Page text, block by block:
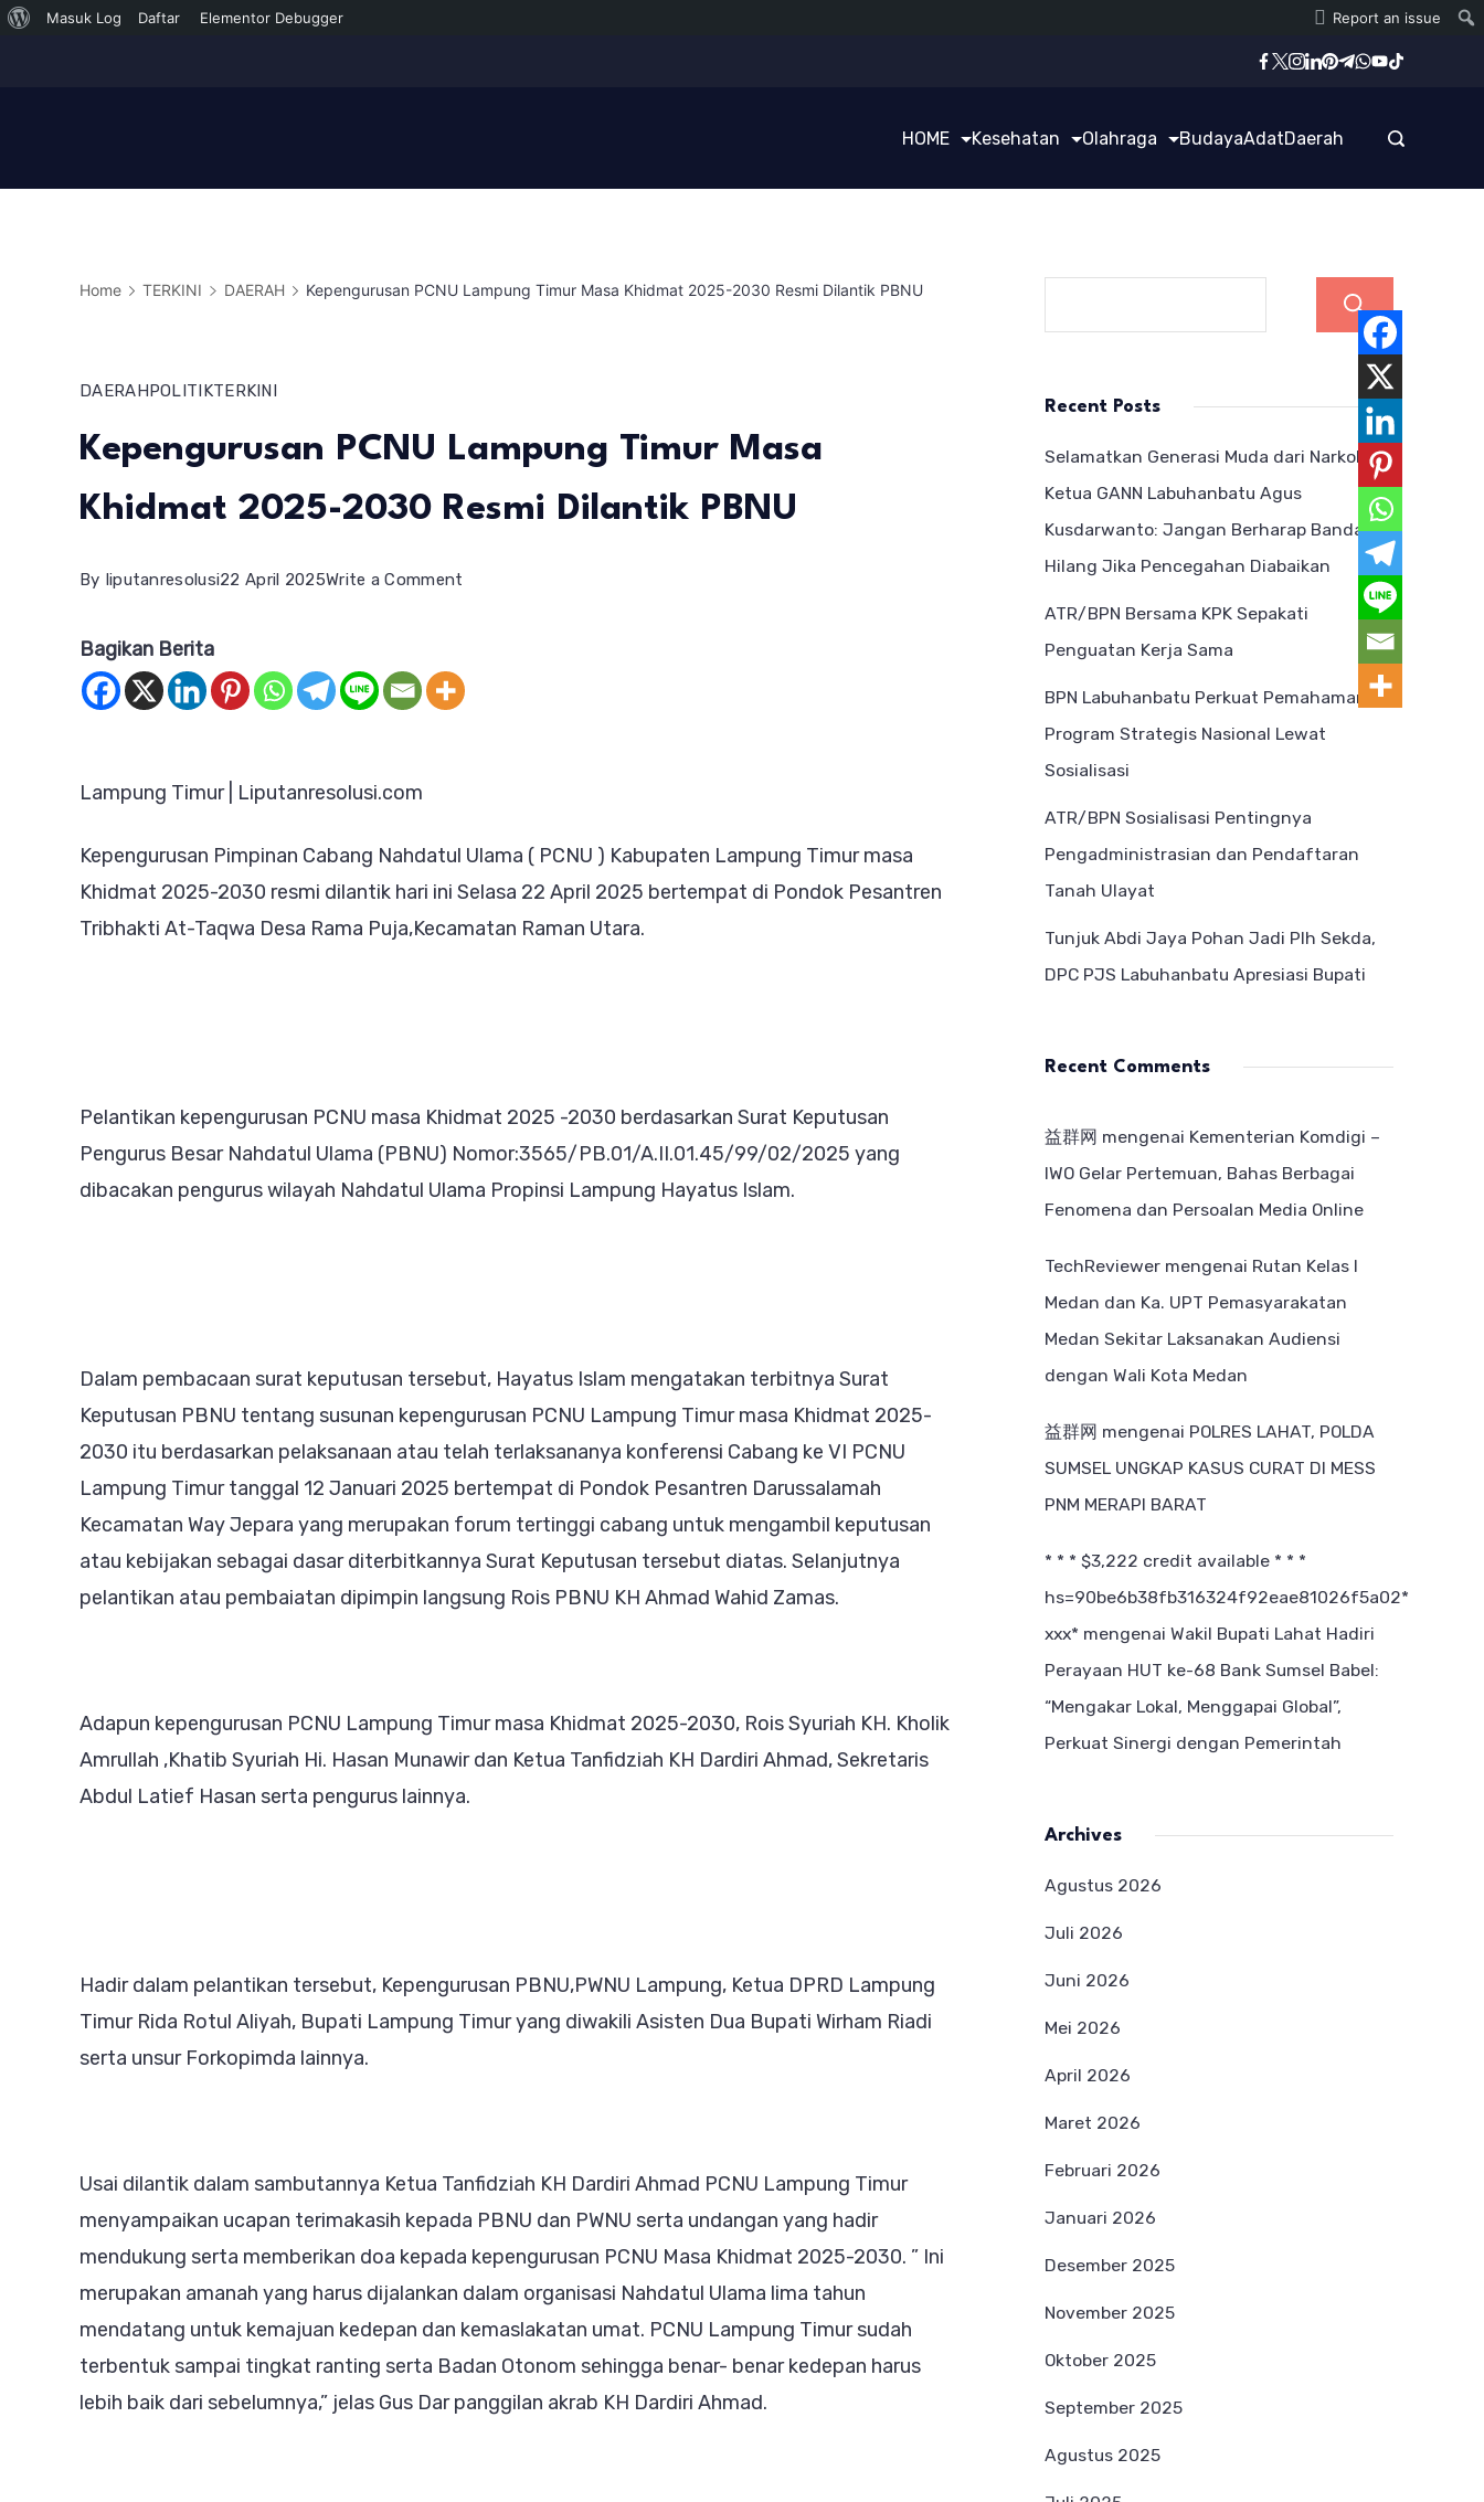
Tentang
Masuk Log Daftar Elementor Debugger Report an issue
HOME Kesehatan Olahraga BudayaAdatDaerah
Home TERKINI DAERAH Kepengurusan PCNU Lampung Timur Masa Khidmat 2025-2030 Resmi Dilantik PBNU
DAERAHPOLITIKTERKINI
Kepengurusan PCNU Lampung Timur Masa
Khidmat 2025-2030 Resmi Dilantik PBNU
By liputanresolusi22 April 2025Write a Comment
Lampung
Bagikan Berita
Lampung Timur | Liputanresolusi.com
Kepengurusan Pimpinan Cabang Nahdatul Ulama ( PCNU ) Kabupaten Lampung Timur masa
Khidmat 2025-2030 resmi dilantik hari ini Selasa 22 April 2025 bertempat di Pondok Pesantren
Tribhakti At-Taqwa Desa Rama Puja,Kecamatan Raman Utara.
Pelantikan kepengurusan PCNU masa Khidmat 2025 -2030 berdasarkan Surat Keputusan
Pengurus Besar Nahdatul Ulama (PBNU) Nomor:3565/PB.01/A.II.01.45/99/02/2025 yang
dibacakan pengurus wilayah Nahdatul Ulama Propinsi Lampung Hayatus Islam.
Dalam pembacaan surat keputusan tersebut, Hayatus Islam mengatakan terbitnya Surat
Keputusan PBNU tentang susunan kepengurusan PCNU Lampung Timur masa Khidmat 2025-
2030 itu berdasarkan pelaksanaan atau telah terlaksananya konferensi Cabang ke VI PCNU
Lampung Timur tanggal 12 Januari 2025 bertempat di Pondok Pesantren Darussalamah
Kecamatan Way Jepara yang merupakan forum tertinggi cabang untuk mengambil keputusan
atau kebijakan sebagai dasar diterbitkannya Surat Keputusan tersebut diatas. Selanjutnya
pelantikan atau pembaiatan dipimpin langsung Rois PBNU KH Ahmad Wahid Zamas.
Adapun kepengurusan PCNU Lampung Timur masa Khidmat 2025-2030, Rois Syuriah KH. Kholik
Amrullah ,Khatib Syuriah Hi. Hasan Munawir dan Ketua Tanfidziah KH Dardiri Ahmad, Sekretaris
Abdul Latief Hasan serta pengurus lainnya.
Hadir dalam pelantikan tersebut, Kepengurusan PBNU,PWNU Lampung, Ketua DPRD Lampung
Timur Rida Rotul Aliyah, Bupati Lampung Timur yang diwakili Asisten Dua Bupati Wirham Riadi
serta unsur Forkopimda lainnya.
Usai dilantik dalam sambutannya Ketua Tanfidziah KH Dardiri Ahmad PCNU Lampung Timur
menyampaikan ucapan terimakasih kepada PBNU dan PWNU serta undangan yang hadir
mendukung serta memberikan doa kepada kepengurusan PCNU Masa Khidmat 2025-2030. ” Ini
merupakan amanah yang harus dijalankan dalam organisasi Nahdatul Ulama lima tahun
mendatang untuk kemajuan kedepan dan kemaslakatan umat. PCNU Lampung Timur sudah
terbentuk sampai tingkat ranting serta Badan Otonom sehingga benar- benar kedepan harus
lebih baik dari sebelumnya,” jelas Gus Dar panggilan akrab KH Dardiri Ahmad.
Recent Posts
Selamatkan Generasi Muda dari Narkoba,
Ketua GANN Labuhanbatu Agus
Kusdarwanto: Jangan Berharap Bandar
Hilang Jika Pencegahan Diabaikan
ATR/BPN Bersama KPK Sepakati
Penguatan Kerja Sama
BPN Labuhanbatu Perkuat Pemahaman
Program Strategis Nasional Lewat
Sosialisasi
ATR/BPN Sosialisasi Pentingnya
Pengadministrasian dan Pendaftaran
Tanah Ulayat
Tunjuk Abdi Jaya Pohan Jadi Plh Sekda,
DPC PJS Labuhanbatu Apresiasi Bupati
Recent Comments
益群网 mengenai Kementerian Komdigi –
IWO Gelar Pertemuan, Bahas Berbagai
Fenomena dan Persoalan Media Online
TechReviewer mengenai Rutan Kelas I
Medan dan Ka. UPT Pemasyarakatan
Medan Sekitar Laksanakan Audiensi
dengan Wali Kota Medan
益群网 mengenai POLRES LAHAT, POLDA
SUMSEL UNGKAP KASUS CURAT DI MESS
PNM MERAPI BARAT
* * * $3,222 credit available * * *
hs=90be6b38fb316324f92eae81026f5a02*
ххх* mengenai Wakil Bupati Lahat Hadiri
Perayaan HUT ke-68 Bank Sumsel Babel:
“Mengakar Lokal, Menggapai Global”,
Perkuat Sinergi dengan Pemerintah
Archives
Agustus 2026
Juli 2026
Juni 2026
Mei 2026
April 2026
Maret 2026
Februari 2026
Januari 2026
Desember 2025
November 2025
Oktober 2025
September 2025
Agustus 2025